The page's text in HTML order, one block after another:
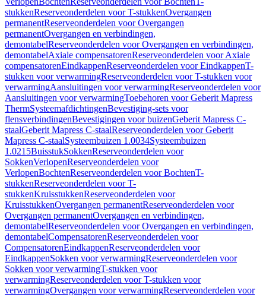
stukkenReserveonderdelen voor T-stukkenOvergangen
permanentReserveonderdelen voor Overgangen
permanentOvergangen en verbindingen,
demontabelReserveonderdelen voor Overgangen en verbindingen,
demontabelAxiale compensatorenReserveonderdelen voor Axiale
compensatorenEindkappenReserveonderdelen voor EindkappenT-
stukken voor verwarmingReserveonderdelen voor T-stukken voor
verwarmingAansluitingen voor verwarmingReserveonderdelen voor
Aansluitingen voor verwarmingToebehoren voor Geberit Mapress
ThermSysteemafdichtingenBevestiging-sets voor
flensverbindingenBevestigingen voor buizenGeberit Mapress C-
staalGeberit Mapress C-staalReserveonderdelen voor Geberit
Mapress C-staalSysteembuizen 1.0034Systeembuizen
1.0215BuisstukSokkenReserveonderdelen voor
SokkenVerlopenReserveonderdelen voor
VerlopenBochtenReserveonderdelen voor BochtenT-
stukkenReserveonderdelen voor T-
stukkenKruisstukkenReserveonderdelen voor
KruisstukkenOvergangen permanentReserveonderdelen voor
Overgangen permanentOvergangen en verbindingen,
demontabelReserveonderdelen voor Overgangen en verbindingen,
demontabelCompensatorenReserveonderdelen voor
CompensatorenEindkappenReserveonderdelen voor
EindkappenSokken voor verwarmingReserveonderdelen voor
Sokken voor verwarmingT-stukken voor
verwarmingReserveonderdelen voor T-stukken voor
verwarmingOvergangen voor verwarmingReserveonderdelen voor